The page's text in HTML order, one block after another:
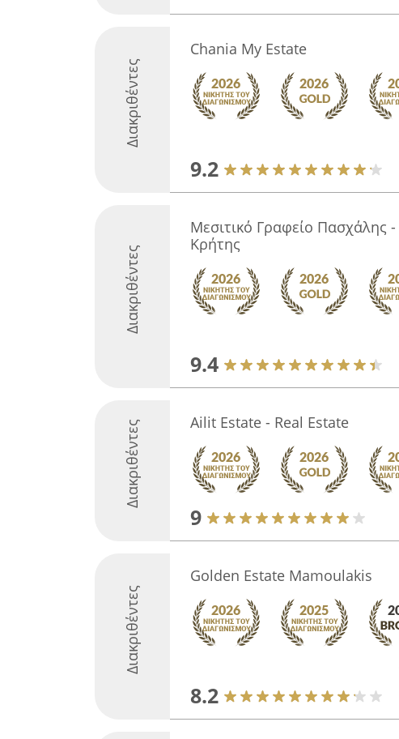
Διακριθέντες
Chania My Estate
9.2
Διακριθέντες
Μεσιτικό Γραφείο Πασχάλης
Κρήτης
9.4
Διακριθέντες Ailit Estate - Real Estate
9
Διακριθέντες
Golden Estate Mamoulakis
8.2